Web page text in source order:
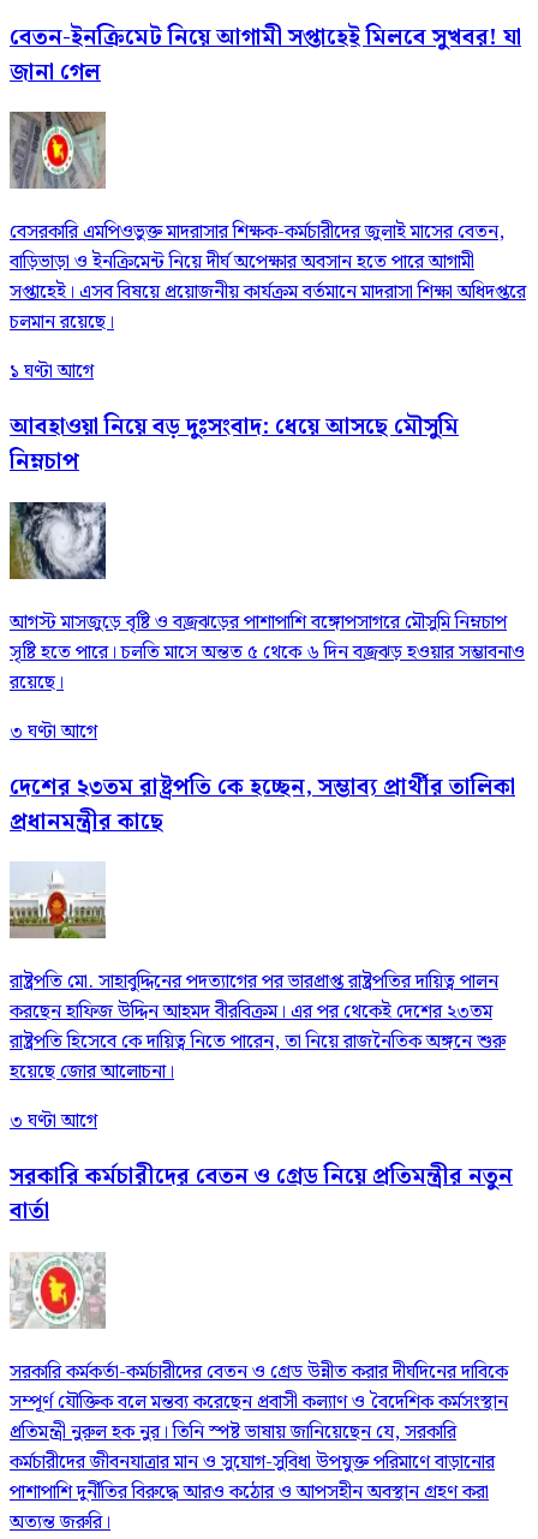
বেতন-ইনক্রিমেট নিয়ে আগামী সপ্তাহেই মিলবে সুখবর! যা
জানা গেল
বেসরকারি এমপিওভুক্ত মাদরাসার শিক্ষক-কর্মচারীদের জুলাই মাসের বেতন,
বাড়িভাড়া ও ইনক্রিমেন্ট নিয়ে দীর্ঘ অপেক্ষার অবসান হতে পারে আগামী
সপ্তাহেই। এসব বিষয়ে প্রয়োজনীয় কার্যক্রম বর্তমানে মাদরাসা শিক্ষা অধিদপ্তরে
চলমান রয়েছে।
১ ঘণ্টা আগে
আবহাওয়া নিয়ে বড় দুঃসংবাদ: ধেয়ে আসছে মৌসুমি
নিম্নচাপ
আগস্ট মাসজুড়ে বৃষ্টি ও বজ্রঝড়ের পাশাপাশি বঙ্গোপসাগরে মৌসুমি নিম্নচাপ
সৃষ্টি হতে পারে। চলতি মাসে অন্তত ৫ থেকে ৬ দিন বজ্রঝড় হওয়ার সম্ভাবনাও
রয়েছে।
৩ ঘণ্টা আগে
দেশের ২৩তম রাষ্ট্রপতি কে হচ্ছেন, সম্ভাব্য প্রার্থীর তালিকা
প্রধানমন্ত্রীর কাছে
রাষ্ট্রপতি মো. সাহাবুদ্দিনের পদত্যাগের পর ভারপ্রাপ্ত রাষ্ট্রপতির দায়িত্ব পালন
করছেন হাফিজ উদ্দিন আহমদ বীরবিক্রম। এর পর থেকেই দেশের ২৩তম
রাষ্ট্রপতি হিসেবে কে দায়িত্ব নিতে পারেন, তা নিয়ে রাজনৈতিক অঙ্গনে শুরু
হয়েছে জোর আলোচনা।
৩ ঘণ্টা আগে
সরকারি কর্মচারীদের বেতন ও গ্রেড নিয়ে প্রতিমন্ত্রীর নতুন
বার্তা
সরকারি কর্মকর্তা-কর্মচারীদের বেতন ও গ্রেড উন্নীত করার দীর্ঘদিনের দাবিকে
সম্পূর্ণ যৌক্তিক বলে মন্তব্য করেছেন প্রবাসী কল্যাণ ও বৈদেশিক কর্মসংস্থান
প্রতিমন্ত্রী নুরুল হক নুর। তিনি স্পষ্ট ভাষায় জানিয়েছেন যে, সরকারি
কর্মচারীদের জীবনযাত্রার মান ও সুযোগ-সুবিধা উপযুক্ত পরিমাণে বাড়ানোর
পাশাপাশি দুর্নীতির বিরুদ্ধে আরও কঠোর ও আপসহীন অবস্থান গ্রহণ করা
অত্যন্ত জরুরি।